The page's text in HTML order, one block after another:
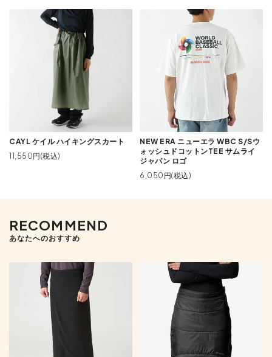
CAYL ケイル ハイキングスカート
11,550円(税込)
NEW ERA ニューエラ WBC S/Sウ
ォッシュドコットンTEE サムライ
ジャパン ロゴ
6,050円(税込)
RECOMMEND
あなたへのおすすめ